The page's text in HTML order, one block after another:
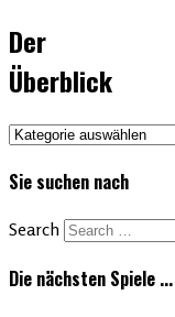
Der
Überblick
Der
Sie suchen nach
Search
Die nächsten Spiele ...